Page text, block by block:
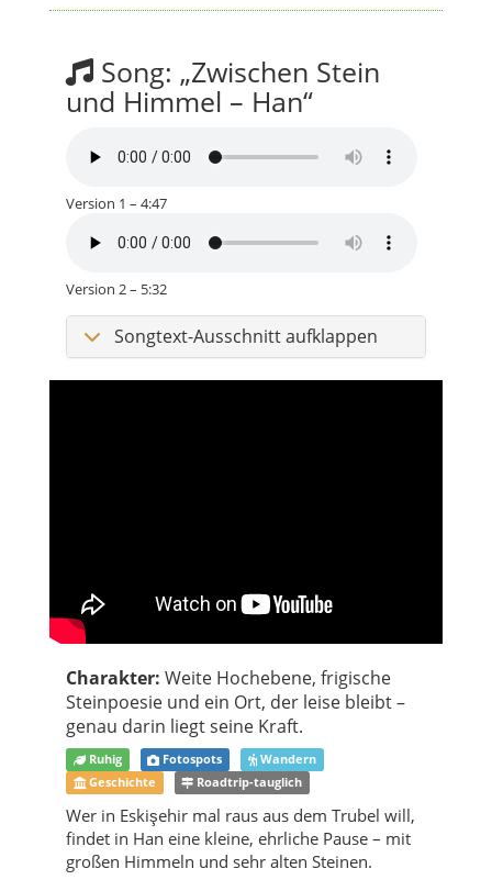
Song: „Zwischen Stein
und Himmel – Han“
Version 1 – 4:47
Version 2 – 5:32
Songtext-Ausschnitt aufklappen
Charakter: Weite Hochebene, frigische
Steinpoesie und ein Ort, der leise bleibt –
genau darin liegt seine Kraft.
Ruhig Fotospots
Wandern
Geschichte
Roadtrip-tauglich
Wer in Eskişehir mal raus aus dem Trubel will,
findet in Han eine kleine, ehrliche Pause – mit
großen Himmeln und sehr alten Steinen.